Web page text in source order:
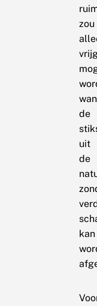
zou
de
uit
de
kan